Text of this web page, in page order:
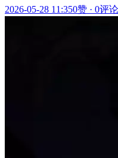
2026-05-28 11:350赞 · 0评论